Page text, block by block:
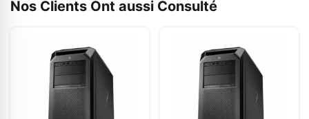
Nos Clients Ont aussi Consulté